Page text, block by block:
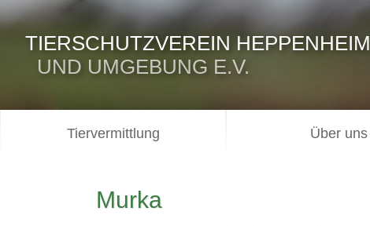
TIERSCHUTZVEREIN HEPPENHEIM
UND UMGEBUNG E.V.
Tiervermittlung Über uns
Murka